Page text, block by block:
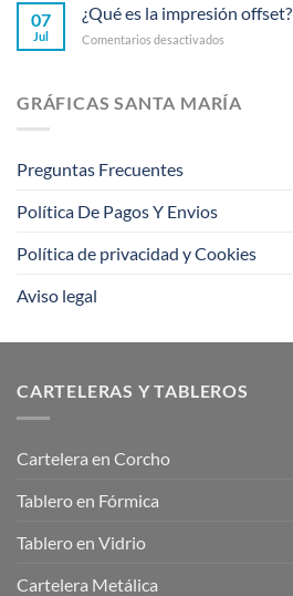
que
barreras
email
marketing,
consejos
07
Jul
¿Qué es la impresión offset?
Comentarios desactivados
la
impresión
GRÁFICAS SANTA MARÍA
Preguntas Frecuentes
Política De Pagos Y Envios
Política de privacidad y Cookies
Aviso legal
CARTELERAS Y TABLEROS
Cartelera en Corcho
Tablero en Fórmica
Tablero en Vidrio
Cartelera Metálica